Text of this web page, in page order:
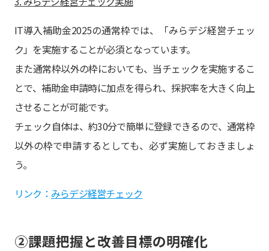
IT導入補助金2025の通常枠では、「みらデジ経営チェッ
ク」を実施することが必須となっています。
また通常枠以外の枠においても、当チェックを実施するこ
とで、補助金申請時に加点を得られ、採択率を大きく向上
させることが可能です。
チェック自体は、約30分で簡単に登録できるので、通常枠
以外の枠で申請するとしても、必ず実施しておきましょ
う。
リンク： みらデジ経営チェック
②課題把握と改善目標の明確化